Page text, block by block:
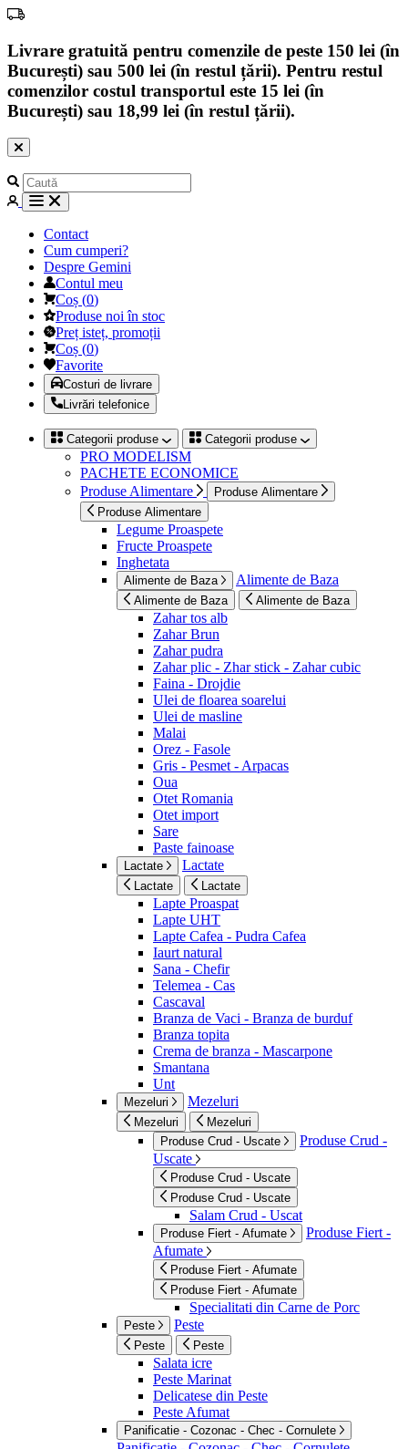
Livrare gratuită pentru comenzile de peste 150 lei (în
București) sau 500 lei (în restul țării). Pentru restul
comenzilor costul transportul este 15 lei (în
București) sau 18,99 lei (în restul țării).
Contact
Cum cumperi?
Despre Gemini
Contul meu
Coș (0)
Produse noi în stoc
Preț isteț, promoții
Coș (0)
Favorite
Costuri de livrare
Livrări telefonice
Categorii produse Categorii produse
PRO MODELISM
PACHETE ECONOMICE
Produse Alimentare
Produse Alimentare
Produse Alimentare
Legume Proaspete
Fructe Proaspete
Inghetata
Alimente de Baza Alimente de Baza
Alimente de Baza Alimente de Baza
Zahar tos alb
Zahar Brun
Zahar pudra
Zahar plic - Zhar stick - Zahar cubic
Faina - Drojdie
Ulei de floarea soarelui
Ulei de masline
Malai
Orez - Fasole
Gris - Pesmet - Arpacas
Oua
Otet Romania
Otet import
Sare
Paste fainoase
Lactate Lactate
Lactate Lactate
Lapte Proaspat
Lapte UHT
Lapte Cafea - Pudra Cafea
Iaurt natural
Sana - Chefir
Telemea - Cas
Cascaval
Branza de Vaci - Branza de burduf
Branza topita
Crema de branza - Mascarpone
Smantana
Unt
Mezeluri Mezeluri
Mezeluri
Mezeluri
Produse Crud - Uscate
Produse Crud -
Uscate
Produse Crud - Uscate
Produse Crud - Uscate
Salam Crud - Uscat
Produse Fiert - Afumate
Produse Fiert -
Afumate
Produse Fiert - Afumate
Produse Fiert - Afumate
Specialitati din Carne de Porc
Peste Peste
Peste Peste
Salata icre
Peste Marinat
Delicatese din Peste
Peste Afumat
Panificatie - Cozonac - Chec - Cornulete